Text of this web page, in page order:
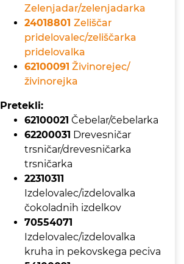
Zelenjadar/zelenjadarka
24018801 Zeliščar
pridelovalec/zeliščarka
pridelovalka
62100091 Živinorejec/
živinorejka
Pretekli:
62100021 Čebelar/čebelarka
62200031 Drevesničar
trsničar/drevesničarka
trsničarka
22310311
Izdelovalec/izdelovalka
čokoladnih izdelkov
70554071
Izdelovalec/izdelovalka
kruha in pekovskega peciva